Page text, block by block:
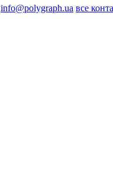
info@polygraph.ua все